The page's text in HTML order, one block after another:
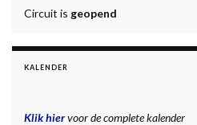
Circuit is geopend
KALENDER
Klik hiervoor de complete kalender